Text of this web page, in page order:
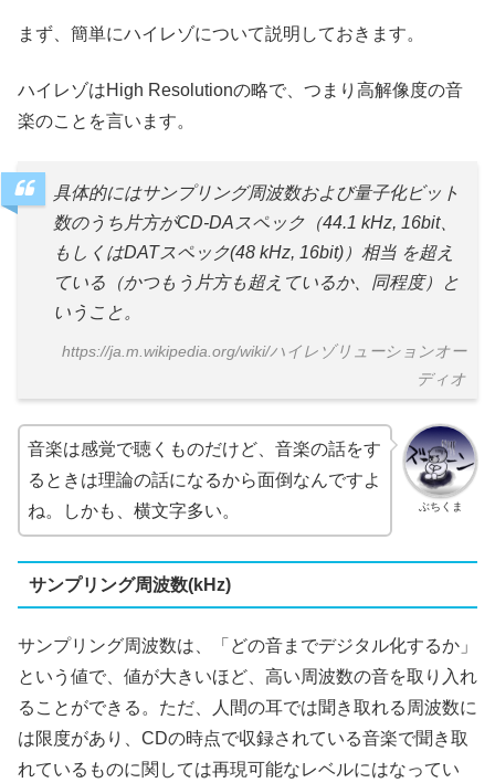
まず、簡単にハイレゾについて説明しておきます。
ハイレゾはHigh Resolutionの略で、つまり高解像度の音
楽のことを言います。
具体的にはサンプリング周波数および量子化ビット
数のうち片方がCD-DAスペック（44.1 kHz, 16bit、
もしくはDATスペック(48 kHz, 16bit)）相当 を超え
ている（かつもう片方も超えているか、同程度）と
いうこと。
https://ja.m.wikipedia.org/wiki/ハイレゾリューションオー
ディオ
ぶちくま
音楽は感覚で聴くものだけど、音楽の話をす
るときは理論の話になるから面倒なんですよ
ね。しかも、横文字多い。
サンプリング周波数(kHz)
サンプリング周波数は、「どの音までデジタル化するか」
という値で、値が大きいほど、高い周波数の音を取り入れ
ることができる。ただ、人間の耳では聞き取れる周波数に
は限度があり、CDの時点で収録されている音楽で聞き取
れているものに関しては再現可能なレベルにはなってい